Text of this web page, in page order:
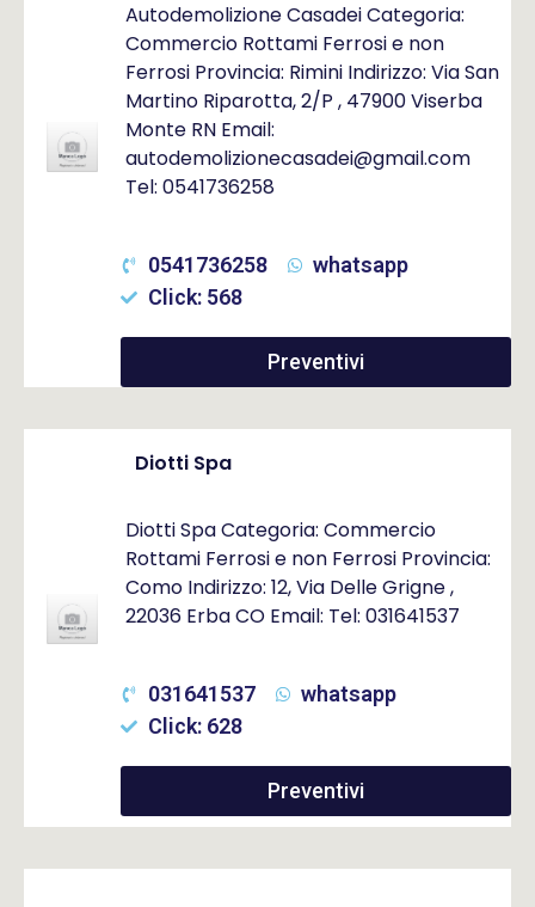
Autodemolizione Casadei Categoria:
Commercio Rottami Ferrosi e non
Ferrosi Provincia: Rimini Indirizzo: Via San
Martino Riparotta, 2/P , 47900 Viserba
Monte RN Email:
autodemolizionecasadei@gmail.com
Tel: 0541736258
0541736258
whatsapp
Click: 568
Preventivi
Diotti Spa
Diotti Spa Categoria: Commercio
Rottami Ferrosi e non Ferrosi Provincia:
Como Indirizzo: 12, Via Delle Grigne ,
22036 Erba CO Email: Tel: 031641537
031641537
whatsapp
Click: 628
Preventivi